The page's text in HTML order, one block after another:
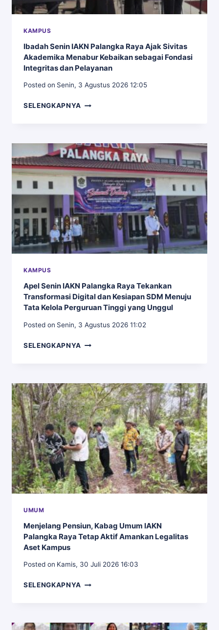
KAMPUS
Ibadah Senin IAKN Palangka Raya Ajak Sivitas
Akademika Menabur Kebaikan sebagai Fondasi
Integritas dan Pelayanan
Posted on Senin, 3 Agustus 2026 12:05
SELENGKAPNYA IBADAH
RAYA
AJAK
SIVITAS
AKADEMIKA
MENABUR
KEBAIKAN
SEBAGAI
FONDASI
INTEGRITAS
DAN
PELAYANAN
KAMPUS
Apel Senin IAKN Palangka Raya Tekankan
Transformasi Digital dan Kesiapan SDM Menuju
Tata Kelola Perguruan Tinggi yang Unggul
Posted on Senin, 3 Agustus 2026 11:02
SELENGKAPNYA APEL
RAYA
TEKANKAN
TRANSFORMASI
DIGITAL
DAN
KESIAPAN
SDM
MENUJU
TATA
KELOLA
PERGURUAN
UMUM
Menjelang Pensiun, Kabag Umum IAKN
Palangka Raya Tetap Aktif Amankan Legalitas
Aset Kampus
Posted on Kamis, 30 Juli 2026 16:03
SELENGKAPNYA MENJELANG
IAKN